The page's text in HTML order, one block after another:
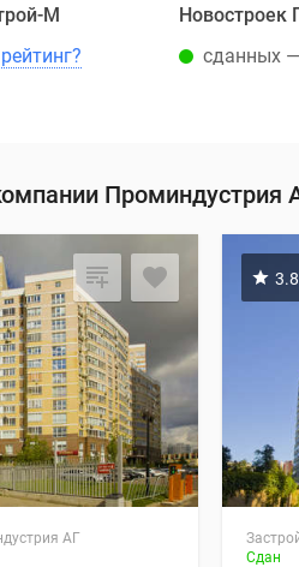
М
Новостроек
сданных
Проминдустрия
АГ
3.8
Сдан